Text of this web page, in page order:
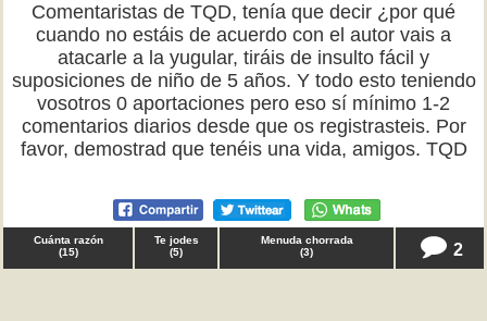
Comentaristas de TQD, tenía que decir ¿por qué
cuando no estáis de acuerdo con el autor vais a
atacarle a la yugular, tiráis de insulto fácil y
suposiciones de niño de 5 años. Y todo esto teniendo
vosotros 0 aportaciones pero eso sí mínimo 1-2
comentarios diarios desde que os registrasteis. Por
favor, demostrad que tenéis una vida, amigos. TQD
Cuánta razón
(15)
Te jodes
(5)
Menuda chorrada
(3) 2